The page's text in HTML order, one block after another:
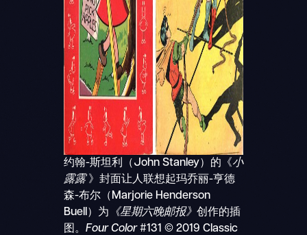
约翰-斯坦利（John Stanley）的《小
露露》封面让人联想起玛乔丽-亨德
森-布尔（Marjorie Henderson
Buell）为 《星期六晚邮报》 创作的插
图。 Four Color#131 © 2019 Classic